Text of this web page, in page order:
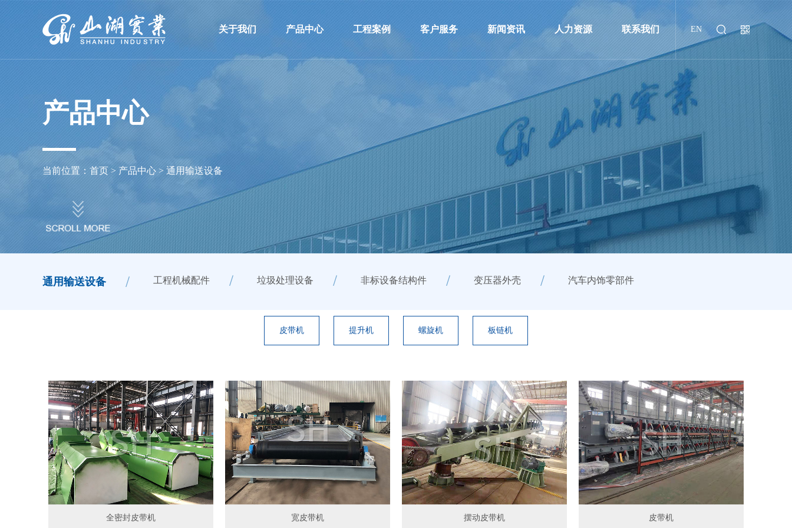
溧阳市山湖工业机械有限公司
EN
关于我们 产品中心 工程案例 客户服务 新闻资讯 人力资源 联系我们
产品中心
当前位置： 首页> 产品中心> 通用输送设备
通用输送设备 工程机械配件 垃圾处理设备 非标设备结构件 变压器外壳 汽车内饰零部件
皮带机 提升机 螺旋机 板链机
全密封皮带机 宽皮带机 摆动皮带机 皮带机